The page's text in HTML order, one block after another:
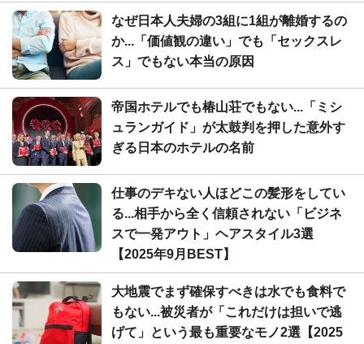
なぜ日本人夫婦の3組に1組が離婚するの
か...「価値観の違い」でも「セックスレ
ス」でもない本当の原因
帝国ホテルでも椿山荘でもない...「ミシ
ュランガイド」が太鼓判を押した意外す
ぎる日本のホテルの名前
仕事のデキない人ほどこの髪形をしてい
る...相手から全く信頼されない「ビジネ
スで一発アウト」ヘアスタイル3選
【2025年9月BEST】
大地震でまず確保すべきは水でも食料で
もない...被災者が「これだけは担いで逃
げて」という最も重要なモノ2選【2025